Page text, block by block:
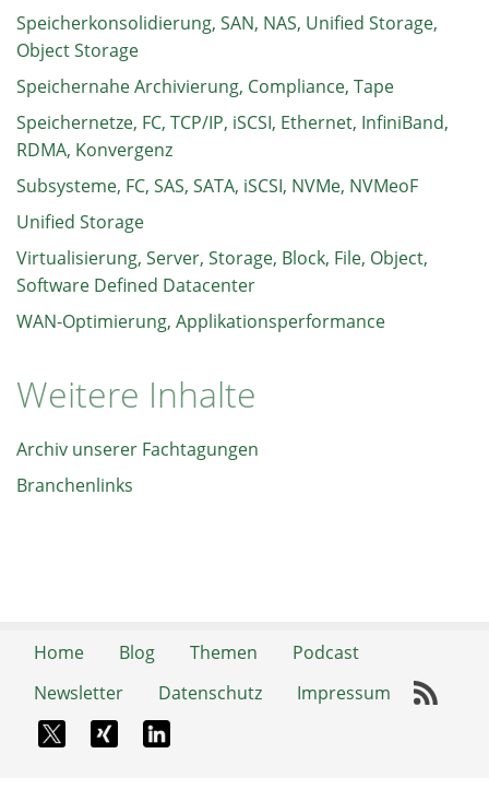
Speicherkonsolidierung, SAN, NAS, Unified Storage,
Object Storage
Speichernahe Archivierung, Compliance, Tape
Speichernetze, FC, TCP/IP, iSCSI, Ethernet, InfiniBand,
RDMA, Konvergenz
Subsysteme, FC, SAS, SATA, iSCSI, NVMe, NVMeoF
Unified Storage
Virtualisierung, Server, Storage, Block, File, Object,
Software Defined Datacenter
WAN-Optimierung, Applikationsperformance
Weitere Inhalte
Archiv unserer Fachtagungen
Branchenlinks
Home Blog Themen
Podcast
Newsletter
Datenschutz Impressum
X-TwitterXing